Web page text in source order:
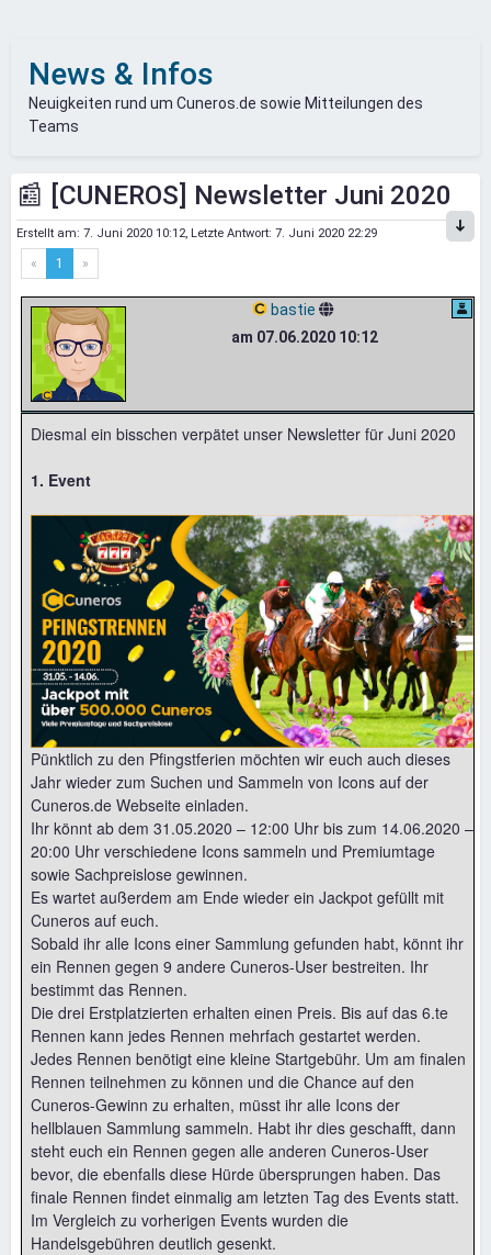
News & Infos
Neuigkeiten rund um Cuneros.de sowie Mitteilungen des
Teams
📰 [CUNEROS] Newsletter Juni 2020
Erstellt am: 7. Juni 2020 10:12, Letzte Antwort: 7. Juni 2020 22:29
« 1 »
bastie
am 07.06.2020 10:12
Diesmal ein bisschen verpätet unser Newsletter für Juni 2020
1. Event
Pünktlich zu den Pfingstferien möchten wir euch auch dieses
Jahr wieder zum Suchen und Sammeln von Icons auf der
Cuneros.de Webseite einladen.
Ihr könnt ab dem 31.05.2020 – 12:00 Uhr bis zum 14.06.2020 –
20:00 Uhr verschiedene Icons sammeln und Premiumtage
sowie Sachpreislose gewinnen.
Es wartet außerdem am Ende wieder ein Jackpot gefüllt mit
Cuneros auf euch.
Sobald ihr alle Icons einer Sammlung gefunden habt, könnt ihr
ein Rennen gegen 9 andere Cuneros-User bestreiten. Ihr
bestimmt das Rennen.
Die drei Erstplatzierten erhalten einen Preis. Bis auf das 6.te
Rennen kann jedes Rennen mehrfach gestartet werden.
Jedes Rennen benötigt eine kleine Startgebühr. Um am finalen
Rennen teilnehmen zu können und die Chance auf den
Cuneros-Gewinn zu erhalten, müsst ihr alle Icons der
hellblauen Sammlung sammeln. Habt ihr dies geschafft, dann
steht euch ein Rennen gegen alle anderen Cuneros-User
bevor, die ebenfalls diese Hürde übersprungen haben. Das
finale Rennen findet einmalig am letzten Tag des Events statt.
Im Vergleich zu vorherigen Events wurden die
Handelsgebühren deutlich gesenkt.